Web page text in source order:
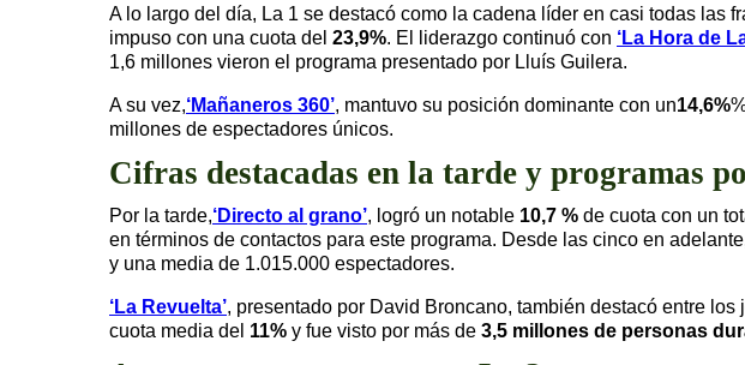
A lo largo del día, La 1 se destacó como la cadena líder en casi todas las
impuso con una cuota del 23,9%. El liderazgo continuó con ‘La Hora de
1,6 millones vieron el programa presentado por Lluís Guilera.
A su vez,‘Mañaneros 360’, mantuvo su posición dominante con un14,6%
millones de espectadores únicos.
Cifras destacadas en la tarde y programas
Por la tarde,‘Directo al grano’, logró un notable 10,7 % de cuota con un
en términos de contactos para este programa. Desde las cinco en
y una media de 1.015.000 espectadores.
‘La Revuelta’, presentado por David Broncano, también destacó entre los
cuota media del 11% y fue visto por más de 3,5 millones de personas